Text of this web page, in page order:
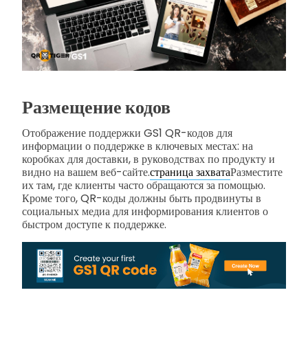
Размещение кодов
Отображение поддержки GS1 QR-кодов для
информации о поддержке в ключевых местах: на
коробках для доставки, в руководствах по продукту и
видно на вашем веб-сайте.страница захватаРазместите
их там, где клиенты часто обращаются за помощью.
Кроме того, QR-коды должны быть продвинуты в
социальных медиа для информирования клиентов о
быстром доступе к поддержке.